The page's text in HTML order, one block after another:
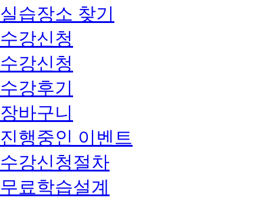
실습장소 찾기
수강신청
수강신청
수강후기
장바구니
진행중인 이벤트
수강신청절차
무료학습설계